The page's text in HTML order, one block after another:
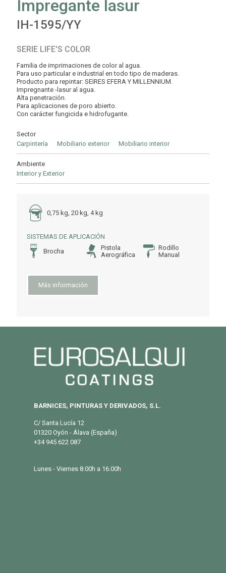
Impregante lasur
IH-1595/YY
SERIE LIFE'S COLOR
Familia de imprimaciones de color al agua.
Para uso particular e industrial en todo tipo de maderas.
Producto para repintar: SEIRES EFERA Y MILLENNIUM.
Impregnante -lasur al agua.
Alta penetración.
Para aplicaciones de poro abierto.
Con carácter fungicida e hidrofugante.
Sector
Carpintería
Mobiliario exterior Mobiliario interior
Ambiente
Interior y Exterior
0,75 kg, 20 kg, 4 kg
SISTEMAS DE APLICACIÓN
Brocha
Pistola
Aerográfica
Rodillo
Manual
Más información
BARNICES, PINTURAS Y DERIVADOS, S.L.
C/ Santa Lucía 12
01320 Oyón - Álava (España)
+34 945 622 087
Lunes - Viernes 8.00h a 16.00h